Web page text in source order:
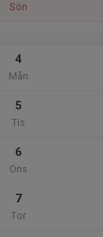
Sön
4
Mån
5
Tis
6
Ons
7
Tor